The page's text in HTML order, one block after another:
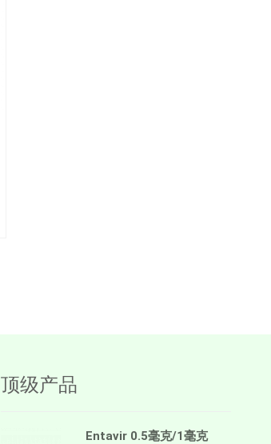
顶级产品
Entavir 0.5毫克/1毫克